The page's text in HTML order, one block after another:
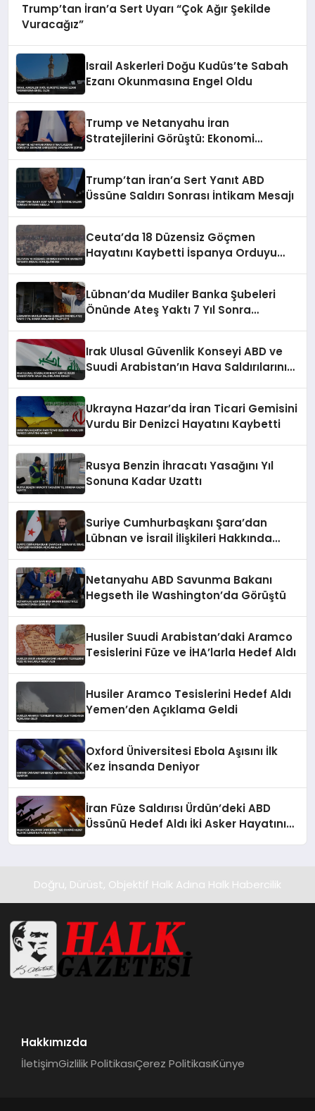
Trump’tan İran’a Sert Uyarı “Çok Ağır Şekilde
Vuracağız”
Israil Askerleri Doğu Kudüs’te Sabah
Ezanı Okunmasına Engel Oldu
Trump ve Netanyahu İran
Stratejilerini Görüştü: Ekonomi
Trump’tan İran’a Sert Yanıt ABD
Üssüne Saldırı Sonrası İntikam Mesajı
Ceuta’da 18 Düzensiz Göçmen
Hayatını Kaybetti İspanya Orduyu
Lübnan’da Mudiler Banka Şubeleri
Önünde Ateş Yaktı 7 Yıl Sonra
Irak Ulusal Güvenlik Konseyi ABD ve
Suudi Arabistan’ın Hava Saldırılarını
Ukrayna Hazar’da İran Ticari Gemisini
Vurdu Bir Denizci Hayatını Kaybetti
Rusya Benzin İhracatı Yasağını Yıl
Sonuna Kadar Uzattı
Suriye Cumhurbaşkanı Şara’dan
Lübnan ve İsrail İlişkileri Hakkında
Netanyahu ABD Savunma Bakanı
Hegseth ile Washington’da Görüştü
Husiler Suudi Arabistan’daki Aramco
Tesislerini Füze ve İHA’larla Hedef Aldı
Husiler Aramco Tesislerini Hedef Aldı
Yemen’den Açıklama Geldi
Oxford Üniversitesi Ebola Aşısını İlk
Kez İnsanda Deniyor
İran Füze Saldırısı Ürdün’deki ABD
Üssünü Hedef Aldı İki Asker Hayatını
Doğru, Dürüst, Objektif Halk Adına Halk Habercilik
Hakkımızda
İletişimGizlilik PolitikasıÇerez PolitikasıKünye